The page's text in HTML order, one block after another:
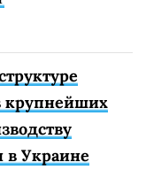
крупнейших
в Украине